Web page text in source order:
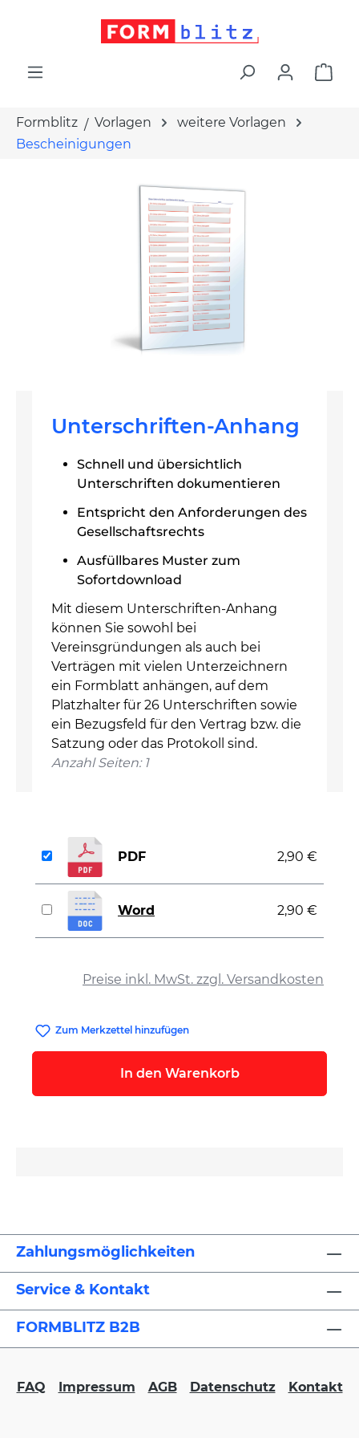
Formblitz Vorlagen
weitere Vorlagen
Bescheinigungen
Unterschriften-Anhang
Schnell und übersichtlich
Unterschriften dokumentieren
Entspricht den Anforderungen des
Gesellschaftsrechts
Ausfüllbares Muster zum
Sofortdownload
Mit diesem Unterschriften-Anhang
können Sie sowohl bei
Vereinsgründungen als auch bei
Verträgen mit vielen Unterzeichnern
ein Formblatt anhängen, auf dem
Platzhalter für 26 Unterschriften sowie
ein Bezugsfeld für den Vertrag bzw. die
Satzung oder das Protokoll sind.
Anzahl Seiten: 1
Preise inkl. MwSt. zzgl. Versandkosten
PDF 2,90 €
Word 2,90 €
Zum Merkzettel hinzufügen
In den Warenkorb
Zahlungsmöglichkeiten
Service & Kontakt
FORMBLITZ B2B
FAQ Impressum AGB Datenschutz Kontakt